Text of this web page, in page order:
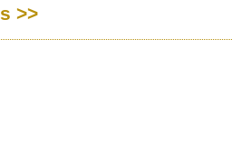
>>